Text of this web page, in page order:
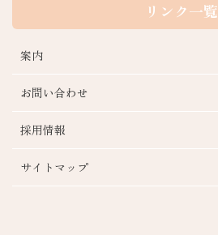
リンク一覧
案内
お問い合わせ
採用情報
サイトマップ